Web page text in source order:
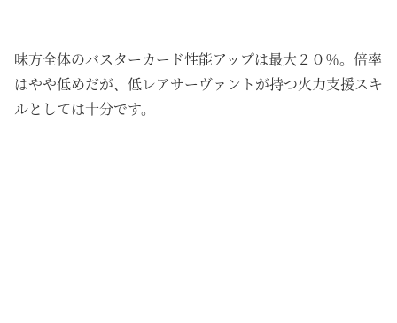
味方全体のバスターカード性能アップは最大２０％。倍率
はやや低めだが、低レアサーヴァントが持つ火力支援スキ
ルとしては十分です。